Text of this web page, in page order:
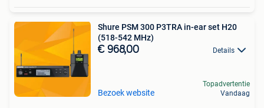
Shure PSM 300 P3TRA in-ear set H20
(518-542 MHz)
€ 968,00 Details
Bezoek website
Topadvertentie
Vandaag